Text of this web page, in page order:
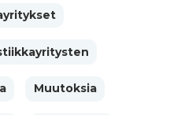
Muutoksia